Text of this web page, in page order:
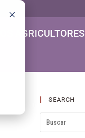
AGRICULTORES
SEARCH